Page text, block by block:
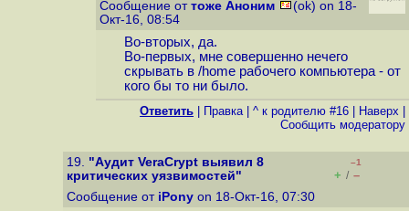
Сообщение от тоже Аноним
(ok) on 18-
Окт-16, 08:54
Во-вторых, да.
Во-первых, мне совершенно нечего
скрывать в /home рабочего компьютера - от
кого бы то ни было.
Ответить Правка| ^ к родителю #16 Наверх
Cообщить модератору
19. "Аудит VeraCrypt выявил 8
критических уязвимостей"
–1
+ / –
Сообщение от iPony on 18-Окт-16, 07:30